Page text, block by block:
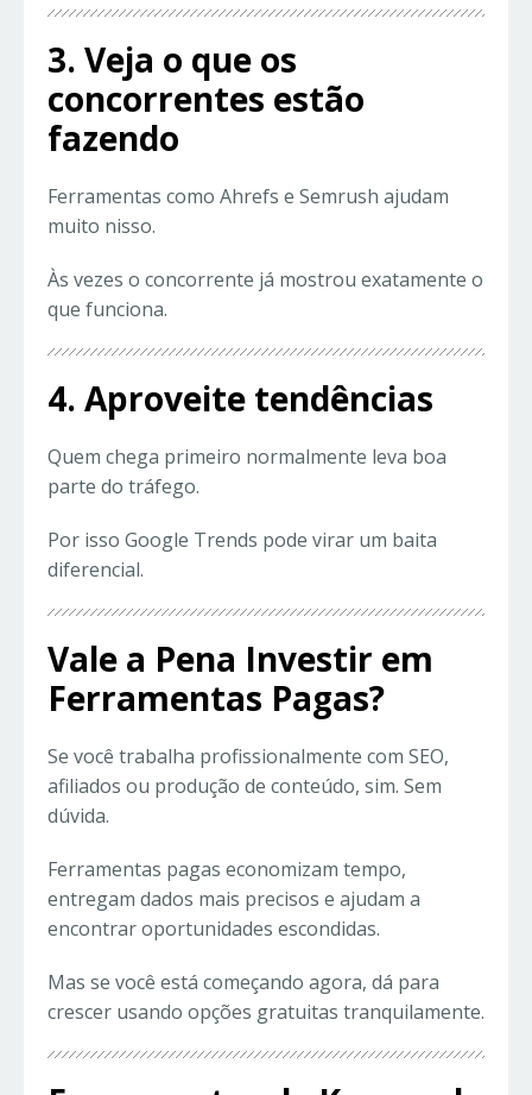
3. Veja o que os
concorrentes estão
fazendo
Ferramentas como Ahrefs e Semrush ajudam
muito nisso.
Às vezes o concorrente já mostrou exatamente o
que funciona.
4. Aproveite tendências
Quem chega primeiro normalmente leva boa
parte do tráfego.
Por isso Google Trends pode virar um baita
diferencial.
Vale a Pena Investir em
Ferramentas Pagas?
Se você trabalha profissionalmente com SEO,
afiliados ou produção de conteúdo, sim. Sem
dúvida.
Ferramentas pagas economizam tempo,
entregam dados mais precisos e ajudam a
encontrar oportunidades escondidas.
Mas se você está começando agora, dá para
crescer usando opções gratuitas tranquilamente.